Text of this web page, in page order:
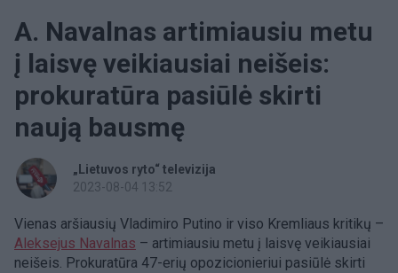
A. Navalnas artimiausiu metu
į laisvę veikiausiai neišeis:
prokuratūra pasiūlė skirti
naują bausmę
„Lietuvos ryto“ televizija
2023-08-04 13:52
Vienas aršiausių Vladimiro Putino ir viso Kremliaus kritikų –
Aleksejus Navalnas – artimiausiu metu į laisvę veikiausiai
neišeis. Prokuratūra 47-erių opozicionieriui pasiūlė skirti